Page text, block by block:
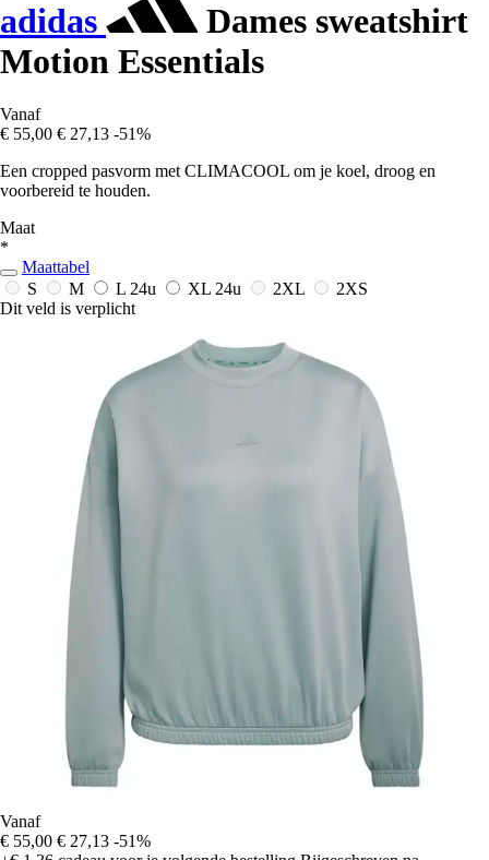
adidas
Dames sweatshirt
Motion Essentials
Vanaf
€ 55,00 € 27,13 -51%
Een cropped pasvorm met CLIMACOOL om je koel, droog en
voorbereid te houden.
Maat
*
Maattabel
S
M L 24u XL 24u 2XL
2XS
Dit veld is verplicht
Vanaf
€ 55,00 € 27,13 -51%